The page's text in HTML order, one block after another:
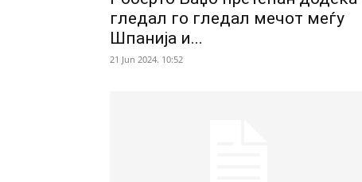
гледал го гледал мечот меѓу
Шпанија и...
21 Jun 2024. 10:52